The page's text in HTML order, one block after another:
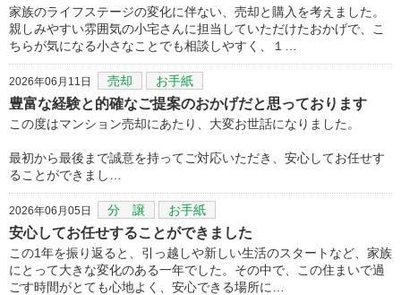
家族のライフステージの変化に伴ない、売却と購入を考えました。
親しみやすい雰囲気の小宅さんに担当していただけたおかげで、こ
ちらが気になる小さなことでも相談しやすく、１…
2026年06月11日 売却 お手紙
豊富な経験と的確なご提案のおかげだと思っております
この度はマンション売却にあたり、大変お世話になりました。
最初から最後まで誠意を持ってご対応いただき、安心してお任せす
ることができまし…
2026年06月05日 分 譲 お手紙
安心してお任せすることができました
この1年を振り返ると、引っ越しや新しい生活のスタートなど、家族
にとって大きな変化のある一年でした。その中で、この住まいで過
ごす時間がとても心地よく、安心できる場所に…